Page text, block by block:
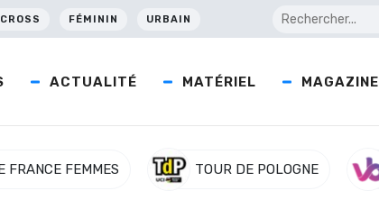
FÉMININ URBAIN
ACTUALITÉ MATÉRIEL MAGAZINE
FRANCE FEMMES TOUR DE POLOGNE